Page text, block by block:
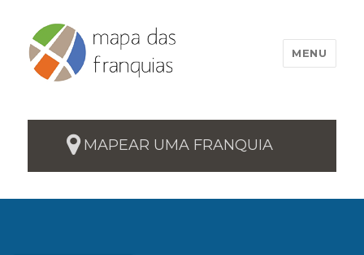
MENU
MAPEAR UMA FRANQUIA